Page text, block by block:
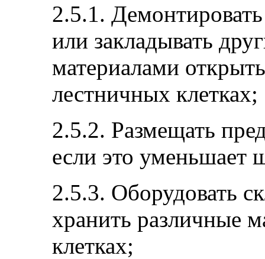
2.5.1.
или закладывать
материалами
лестничных клетках;
2.5.2. Размещать
если это уменьшает
2.5.3. Оборудовать
хранить различные
клетках;